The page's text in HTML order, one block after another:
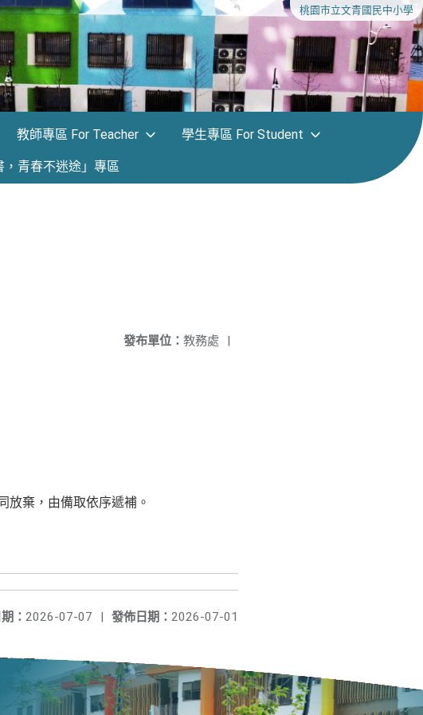
桃園市立文青國民中小學
教師專區 For Teacher 學生專區 For Student
，青春不迷途」專區
發布單位： 教務處 |
放棄，由備取依序遞補。
發佈日期： 2026-07-01
： 2026-07-07 |